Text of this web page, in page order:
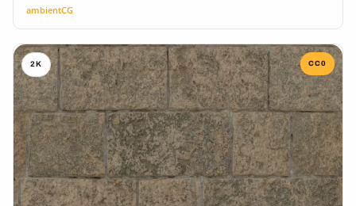
ambientCG
2K CC0